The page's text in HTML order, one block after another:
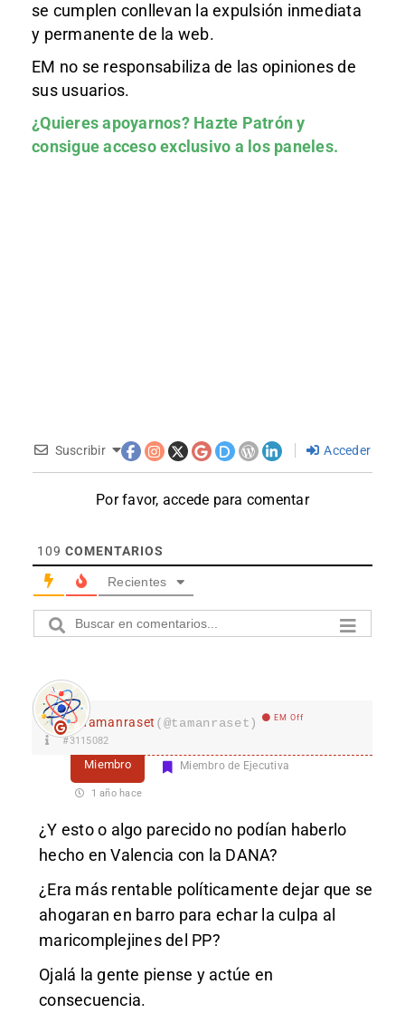
se cumplen conllevan la expulsión inmediata
y permanente de la web.
EM no se responsabiliza de las opiniones de
sus usuarios.
¿Quieres apoyarnos? Hazte Patróny
consigue acceso exclusivo a los paneles.
Suscribir Acceder
Por favor, accede para comentar
109 COMENTARIOS
Recientes
Tamanraset (@tamanraset) EM Off
#3115082
Miembro Miembro de Ejecutiva
1 año hace
¿Y esto o algo parecido no podían haberlo
hecho en Valencia con la DANA?
¿Era más rentable políticamente dejar que se
ahogaran en barro para echar la culpa al
maricomplejines del PP?
Ojalá la gente piense y actúe en
consecuencia.